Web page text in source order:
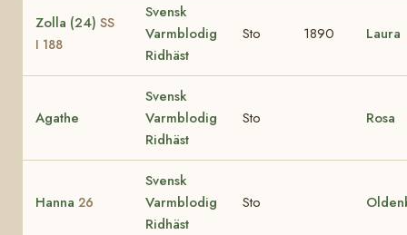
Zolla (24) SS
I 188
Svensk
Varmblodig
Ridhäst
Sto 1890 Laura
Agathe
Svensk
Varmblodig
Ridhäst
Sto Rosa
Hanna 26
Svensk
Varmblodig
Ridhäst
Sto